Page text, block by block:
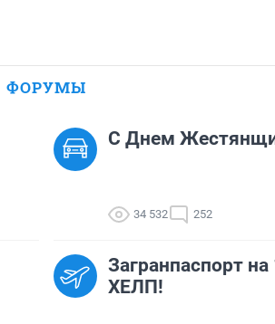
ФОРУМЫ
С Днем
34 532 252
Загранпаспорт на
ХЕЛП!